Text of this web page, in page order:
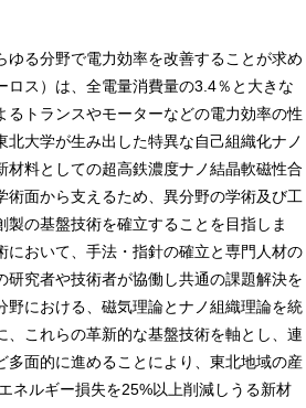
る分野で電力効率を改善することが求め
ス）は、全電量消費量の3.4％と大きな
トランスやモーターなどの電力効率の性
大学が生み出した特異な自己組織化ナノ
料としての超高鉄濃度ナノ結晶軟磁性合
面から支えるため、異分野の学術及び工
の基盤技術を確立することを目指しま
おいて、手法・指針の確立と専門人材の
究者や技術者が協働し共通の課題解決を
における、磁気理論とナノ組織理論を統
これらの革新的な基盤技術を軸とし、連
面的に進めることにより、東北地域の産
ネルギー損失を25%以上削減しうる新材